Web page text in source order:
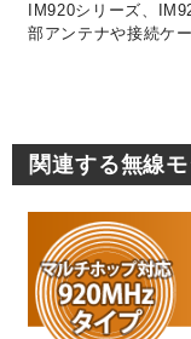
IM920シリーズ、
部アンテナや接続ケ
関連する無線